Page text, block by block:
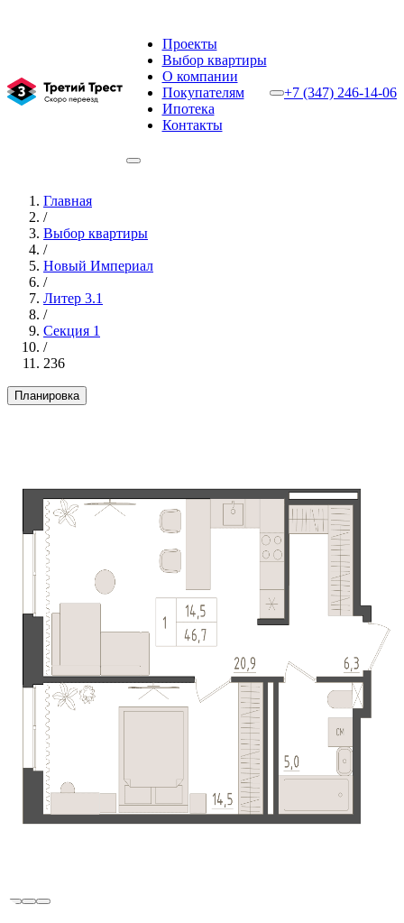
Проекты
Выбор квартиры
О компании
Покупателям
Ипотека
Контакты
+7 (347) 246-14-06
Главная
/
Выбор квартиры
/
Новый Империал
/
Литер 3.1
/
Секция 1
/
236
Планировка